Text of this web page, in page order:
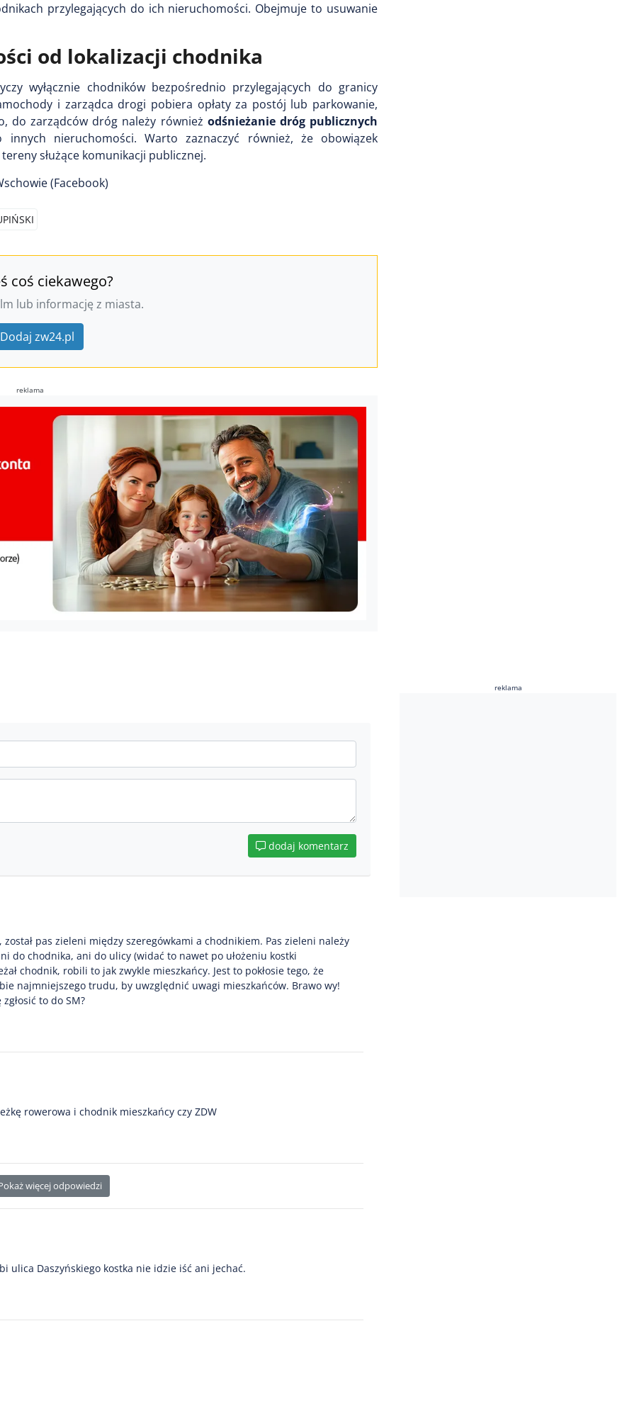
przylegających do ich nieruchomości. Obejmuje to usuwanie
od lokalizacji chodnika
wyłącznie chodników bezpośrednio przylegających do granicy
i zarządca drogi pobiera opłaty za postój lub parkowanie,
do zarządców dróg należy również odśnieżanie dróg publicznych
nieruchomości. Warto zaznaczyć również, że obowiązek
służące komunikacji publicznej.
(Facebook)
coś ciekawego?
lub informację z miasta.
Dodaj zw24.pl
reklama
dodaj komentarz
pas zieleni między szeregówkami a chodnikiem. Pas zieleni należy
do chodnika, ani do ulicy (widać to nawet po ułożeniu kostki
chodnik, robili to jak zwykle mieszkańcy. Jest to pokłosie tego, że
najmniejszego trudu, by uwzględnić uwagi mieszkańców. Brawo wy!
to do SM?
rowerowa i chodnik mieszkańcy czy ZDW
więcej odpowiedzi
Daszyńskiego kostka nie idzie iść ani jechać.
reklama